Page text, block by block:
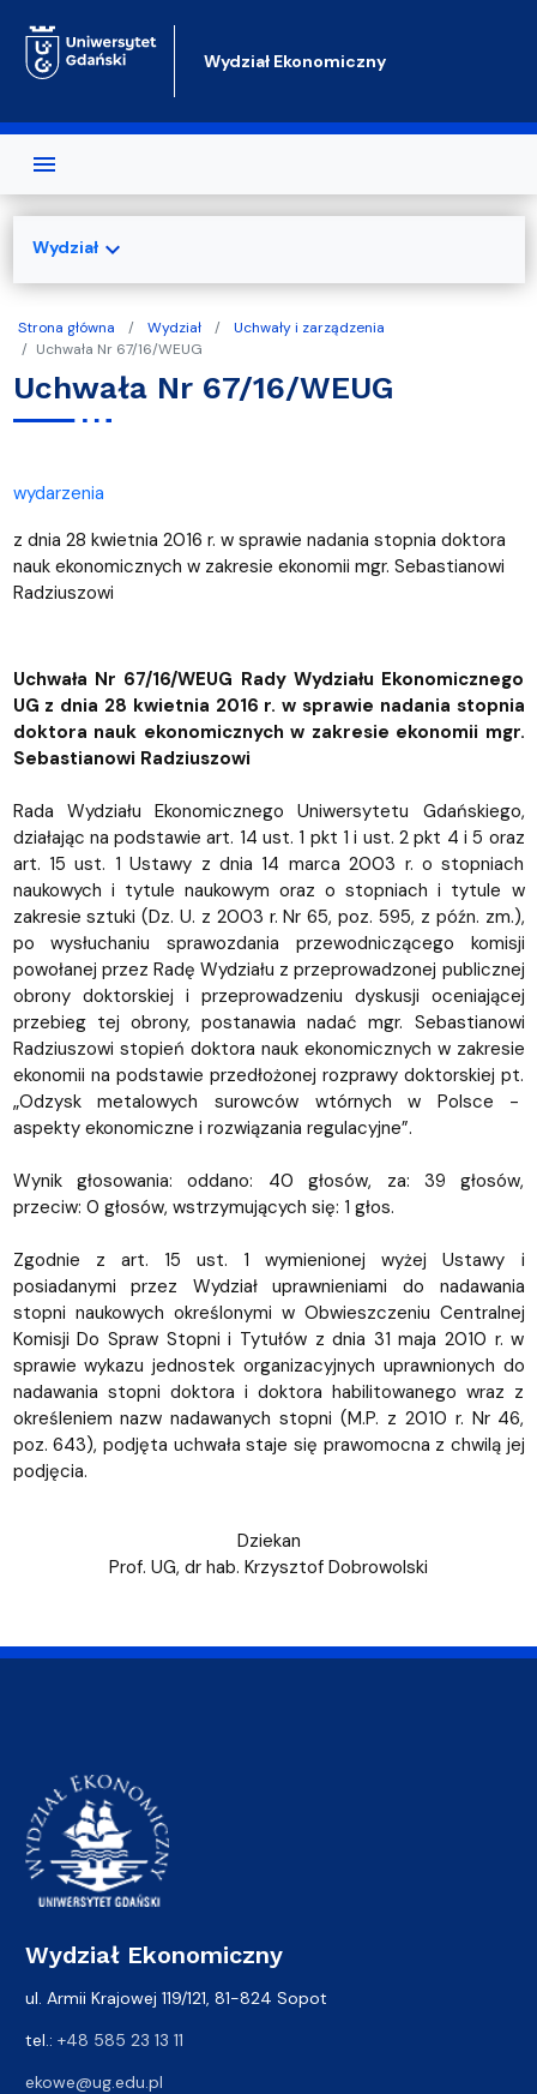
Wydział Ekonomiczny
Strona główna Wydział
Uchwały i zarządzenia
Uchwała Nr 67/16/WEUG
Uchwała Nr 67/16/WEUG
wydarzenia
z dnia 28 kwietnia 2016 r. w sprawie nadania stopnia doktora
nauk ekonomicznych w zakresie ekonomii mgr. Sebastianowi
Radziuszowi
Uchwała Nr 67/16/WEUG Rady Wydziału Ekonomicznego
UG z dnia 28 kwietnia 2016 r. w sprawie nadania stopnia
doktora nauk ekonomicznych w zakresie ekonomii mgr.
Sebastianowi Radziuszowi
Rada Wydziału Ekonomicznego Uniwersytetu Gdańskiego,
działając na podstawie art. 14 ust. 1 pkt 1 i ust. 2 pkt 4 i 5 oraz
art. 15 ust. 1 Ustawy z dnia 14 marca 2003 r. o stopniach
naukowych i tytule naukowym oraz o stopniach i tytule w
zakresie sztuki (Dz. U. z 2003 r. Nr 65, poz. 595, z późn. zm.),
po wysłuchaniu sprawozdania przewodniczącego komisji
powołanej przez Radę Wydziału z przeprowadzonej publicznej
obrony doktorskiej i przeprowadzeniu dyskusji oceniającej
przebieg tej obrony, postanawia nadać mgr. Sebastianowi
Radziuszowi stopień doktora nauk ekonomicznych w zakresie
ekonomii na podstawie przedłożonej rozprawy doktorskiej pt.
„Odzysk metalowych surowców wtórnych w Polsce -
aspekty ekonomiczne i rozwiązania regulacyjne”.
Wynik głosowania: oddano: 40 głosów, za: 39 głosów,
przeciw: 0 głosów, wstrzymujących się: 1 głos.
Zgodnie z art. 15 ust. 1 wymienionej wyżej Ustawy i
posiadanymi przez Wydział uprawnieniami do nadawania
stopni naukowych określonymi w Obwieszczeniu Centralnej
Komisji Do Spraw Stopni i Tytułów z dnia 31 maja 2010 r. w
sprawie wykazu jednostek organizacyjnych uprawnionych do
nadawania stopni doktora i doktora habilitowanego wraz z
określeniem nazw nadawanych stopni (M.P. z 2010 r. Nr 46,
poz. 643), podjęta uchwała staje się prawomocna z chwilą jej
podjęcia.
Dziekan
Prof. UG, dr hab. Krzysztof Dobrowolski
Wydziałexpand_more
Wydział Ekonomiczny
ul. Armii Krajowej 119/121, 81-824 Sopot
tel.: +48 585 23 13 11
ekowe@ug.edu.pl